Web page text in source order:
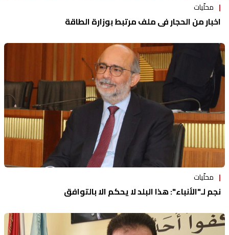
محلّيات
اخبار من الحجار في ملف مرتبط بوزارة الطاقة
محلّيات
نجم لـ"الأنباء": هذا البلد لا يحكم الا بالتوافق